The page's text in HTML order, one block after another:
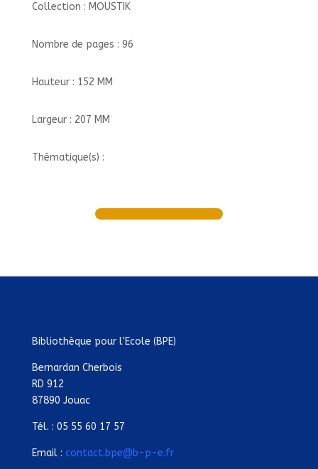
Collection : MOUSTIK
Nombre de pages : 96
Hauteur : 152 MM
Largeur : 207 MM
Thématique(s) :
Bibliothèque pour l’Ecole (BPE)
Bernardan Cherbois
RD 912
87890 Jouac
Tél. : 05 55 60 17 57
Email : contact.bpe@b-p-e.fr